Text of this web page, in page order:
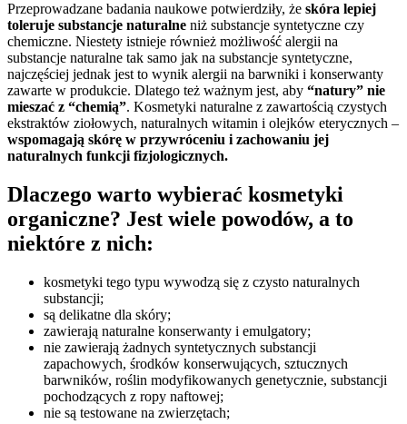
Przeprowadzane badania naukowe potwierdziły, że skóra lepiej
toleruje substancje naturalne niż substancje syntetyczne czy
chemiczne. Niestety istnieje również możliwość alergii na
substancje naturalne tak samo jak na substancje syntetyczne,
najczęściej jednak jest to wynik alergii na barwniki i konserwanty
zawarte w produkcie. Dlatego też ważnym jest, aby “natury” nie
mieszać z “chemią”. Kosmetyki naturalne z zawartością czystych
ekstraktów ziołowych, naturalnych witamin i olejków eterycznych –
wspomagają skórę w przywróceniu i zachowaniu jej
naturalnych funkcji fizjologicznych.
Dlaczego warto wybierać kosmetyki
organiczne? Jest wiele powodów, a to
niektóre z nich:
kosmetyki tego typu wywodzą się z czysto naturalnych
substancji;
są delikatne dla skóry;
zawierają naturalne konserwanty i emulgatory;
nie zawierają żadnych syntetycznych substancji
zapachowych, środków konserwujących, sztucznych
barwników, roślin modyfikowanych genetycznie, substancji
pochodzących z ropy naftowej;
nie są testowane na zwierzętach;